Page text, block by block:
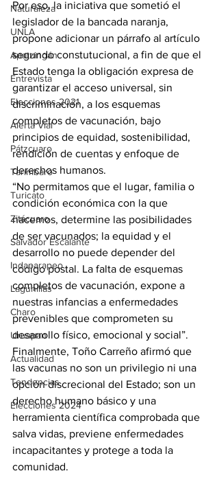
Naturaleza
UNLA
Apatzingán
Entrevista
Elecciones 2021
Alerta Vial
Pátzcuaro
Tarímbaro
Turicato
Zitácuaro
Salvador Escalante
Indaparapeo
Lagunillas
Charo
Uruapan
Actualidad
Tendencias
Elecciones 2024
Por eso, la iniciativa que sometió el
legislador de la bancada naranja,
propone adicionar un párrafo al artículo
segundo constutucional, a fin de que el
Estado tenga la obligación expresa de
garantizar el acceso universal, sin
discriminación, a los esquemas
completos de vacunación, bajo
principios de equidad, sostenibilidad,
rendición de cuentas y enfoque de
derechos humanos.
“No permitamos que el lugar, familia o
condición económica con la que
nacemos, determine las posibilidades
de ser vacunados; la equidad y el
desarrollo no puede depender del
código postal. La falta de esquemas
completos de vacunación, expone a
nuestras infancias a enfermedades
prevenibles que comprometen su
desarrollo físico, emocional y social”.
Finalmente, Toño Carreño afirmó que
las vacunas no son un privilegio ni una
opción discrecional del Estado; son un
derecho humano básico y una
herramienta científica comprobada que
salva vidas, previene enfermedades
incapacitantes y protege a toda la
comunidad.